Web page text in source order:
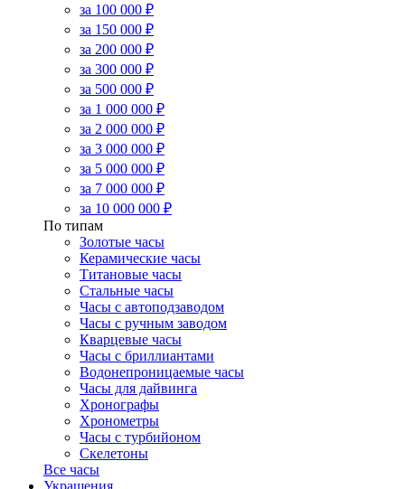
за 100 000 ₽
за 150 000 ₽
за 200 000 ₽
за 300 000 ₽
за 500 000 ₽
за 1 000 000 ₽
за 2 000 000 ₽
за 3 000 000 ₽
за 5 000 000 ₽
за 7 000 000 ₽
за 10 000 000 ₽
По типам
Золотые часы
Керамические часы
Титановые часы
Стальные часы
Часы с автоподзаводом
Часы с ручным заводом
Кварцевые часы
Часы с бриллиантами
Водонепроницаемые часы
Часы для дайвинга
Хронографы
Хронометры
Часы с турбийоном
Скелетоны
Все часы